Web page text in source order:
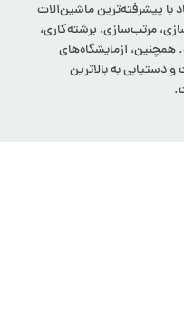
با پیشرفته‌ترین ماشین‌آلات
مرتب‌سازی، برشته‌کاری،
آزمایشگاه‌های
به بالاترین